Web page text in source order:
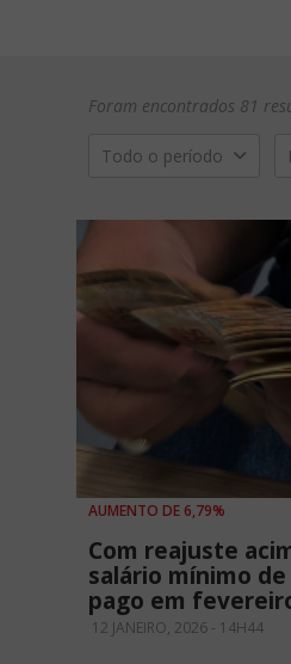
Foram encontrados 81
Todo o período
AUMENTO DE 6,79%
Com reajuste
salário mínimo de
pago em
12 JANEIRO, 2026 - 14H44